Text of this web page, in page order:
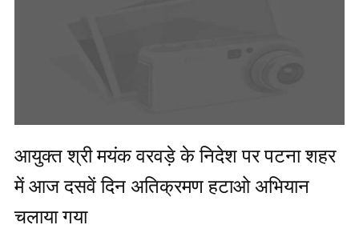
आयुक्त श्री मयंक वरवड़े के निदेश पर पटना शहर
में आज दसवें दिन अतिक्रमण हटाओ अभियान
चलाया गया